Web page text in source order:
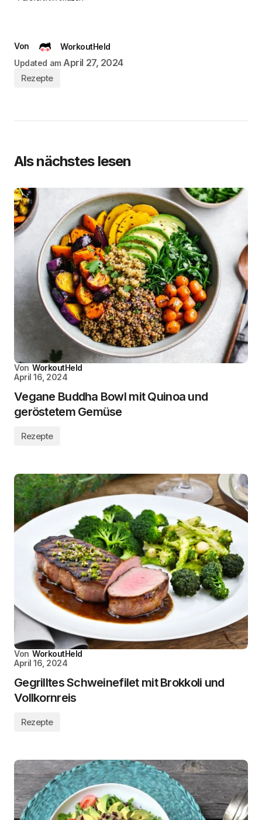
Von
WorkoutHeld
Updated am April 27, 2024
Rezepte
Als nächstes lesen
Von WorkoutHeld
April 16, 2024
Vegane Buddha Bowl mit Quinoa und
geröstetem Gemüse
Rezepte
Von WorkoutHeld
April 16, 2024
Gegrilltes Schweinefilet mit Brokkoli und
Vollkornreis
Rezepte